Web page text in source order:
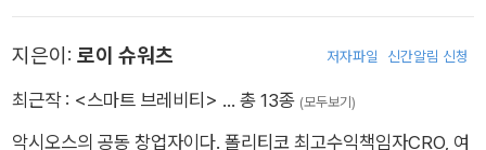
지은이: 로이 슈워츠 저자파일 신간알림 신청
최근작 : <스마트 브레비티> … 총 13종 (모두보기)
악시오스의 공동 창업자이다. 폴리티코 최고수익책임자CRO, 여